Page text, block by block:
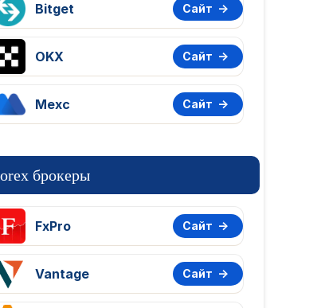
Bitget Сайт
OKX Сайт
Mexc Сайт
брокеры
FxPro Сайт
Vantage Сайт